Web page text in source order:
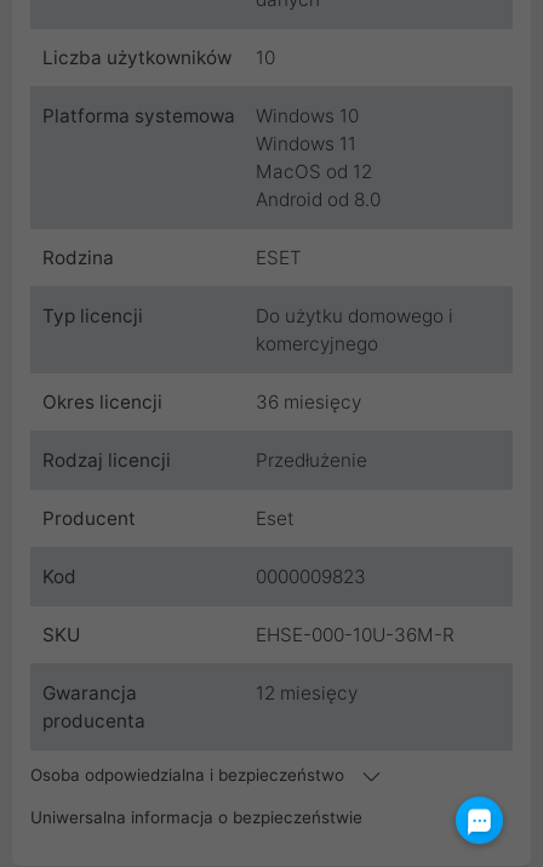
Liczba użytkowników 10
Platforma systemowa
Windows 10
Windows 11
MacOS od 12
Android od 8.0
Rodzina ESET
Typ licencji
Do użytku domowego i
komercyjnego
Okres licencji 36 miesięcy
Rodzaj licencji Przedłużenie
Producent Eset
Kod 0000009823
SKU EHSE-000-10U-36M-R
Gwarancja
producenta
12 miesięcy
Osoba odpowiedzialna i bezpieczeństwo
Uniwersalna informacja o bezpieczeństwie